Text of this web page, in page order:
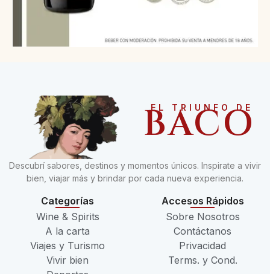
EL TRIUNFO DE
BACO
Descubrí sabores, destinos y momentos únicos. Inspirate a vivir
bien, viajar más y brindar por cada nueva experiencia.
Categorías
Wine & Spirits
A la carta
Viajes y Turismo
Vivir bien
Accesos Rápidos
Sobre Nosotros
Contáctanos
Privacidad
Terms. y Cond.